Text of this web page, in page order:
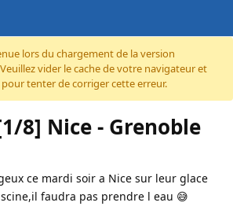
lors du chargement de la version
vider le cache de votre navigateur et
tenter de corriger cette erreur.
8] Nice - Grenoble
ce mardi soir a Nice sur leur glace
faudra pas prendre l eau 😅